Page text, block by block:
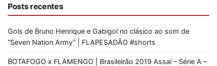
Posts recentes
Gols de Bruno Henrique e Gabigol no clásico ao som de
“Seven Nation Army” | FLAPESADÃO #shorts
BOTAFOGO x FLAMENGO | Brasileirão 2019 Assaí – Série A –